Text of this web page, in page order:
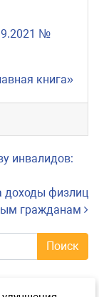
№
книга»
инвалидов:
доходы физлиц
гражданам